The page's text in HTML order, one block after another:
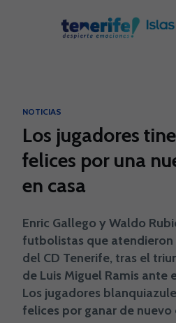
NOTICIAS
Los jugadores
felices por una
en casa
Enric Gallego y Waldo
futbolistas que
del CD Tenerife, tras el
de Luis Miguel Ramis ante
Los jugadores
felices por ganar de nuevo